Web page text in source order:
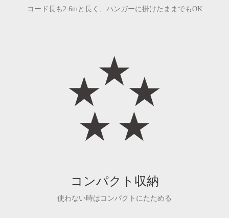
コード長も2.6mと長く、ハンガーに掛けたままでもOK
コンパクト収納
使わない時はコンパクトにたためる